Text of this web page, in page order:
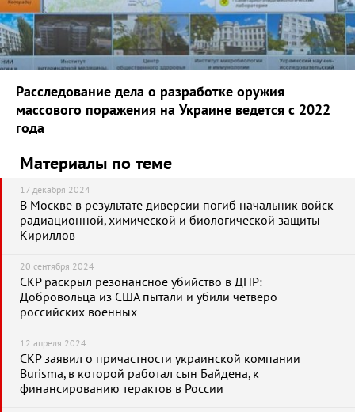
Расследование дела о разработке оружия
массового поражения на Украине ведется с 2022
года
Материалы по теме
17 декабря 2024
В Москве в результате диверсии погиб начальник войск
радиационной, химической и биологической защиты
Кириллов
20 сентября 2024
СКР раскрыл резонансное убийство в ДНР:
Добровольца из США пытали и убили четверо
российских военных
12 апреля 2024
СКР заявил о причастности украинской компании
Burisma, в которой работал сын Байдена, к
финансированию терактов в России